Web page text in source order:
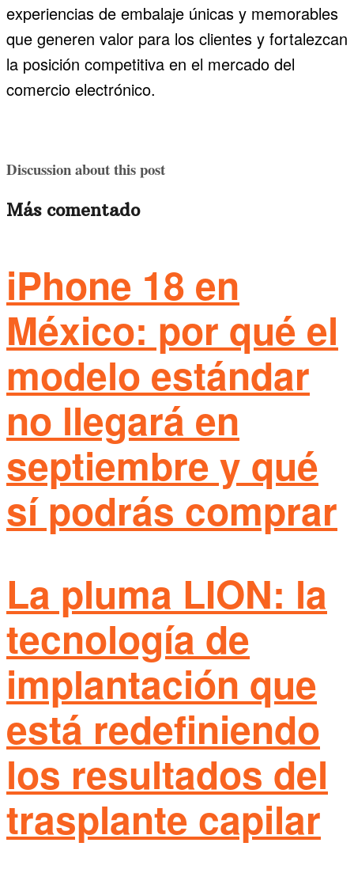
experiencias de embalaje únicas y memorables
que generen valor para los clientes y fortalezcan
la posición competitiva en el mercado del
comercio electrónico.
Discussion about this post
Más comentado
iPhone 18 en
México: por qué el
modelo estándar
no llegará en
septiembre y qué
sí podrás comprar
La pluma LION: la
tecnología de
implantación que
está redefiniendo
los resultados del
trasplante capilar